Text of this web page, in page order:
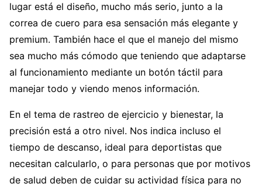
lugar está el diseño, mucho más serio, junto a la
correa de cuero para esa sensación más elegante y
premium. También hace el que el manejo del mismo
sea mucho más cómodo que teniendo que adaptarse
al funcionamiento mediante un botón táctil para
manejar todo y viendo menos información.
En el tema de rastreo de ejercicio y bienestar, la
precisión está a otro nivel. Nos indica incluso el
tiempo de descanso, ideal para deportistas que
necesitan calcularlo, o para personas que por motivos
de salud deben de cuidar su actividad física para no